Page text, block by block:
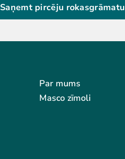
Saņemt pircēju rokasgrāmatu
Par mums
Masco zīmoli